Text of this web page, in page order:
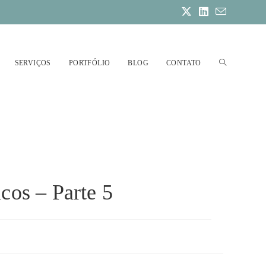
SERVIÇOS PORTFÓLIO BLOG CONTATO ALTERNAR
– Parte 5